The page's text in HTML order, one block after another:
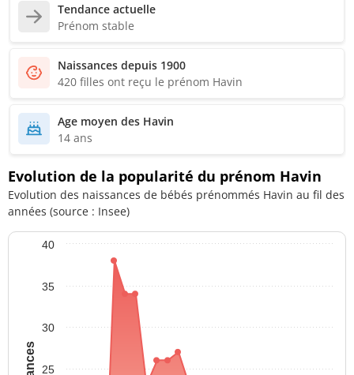
Tendance actuelle
Prénom stable
Naissances depuis 1900
420 filles ont reçu le prénom Havin
Age moyen des Havin
14 ans
Evolution de la popularité du prénom Havin
Evolution des naissances de bébés prénommés Havin au fil des
années (source : Insee)
25
30
35
40